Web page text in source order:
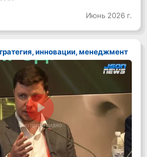
Июнь 2026 г.
инновации, менеджмент
Смотреть видео